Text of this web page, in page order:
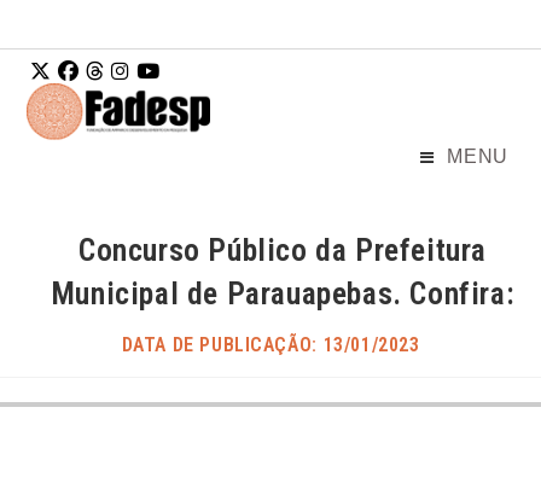
conteúdo
MENU
Concurso Público da Prefeitura
Municipal de Parauapebas. Confira:
DATA DE PUBLICAÇÃO: 13/01/2023